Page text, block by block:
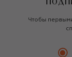
Чтобы